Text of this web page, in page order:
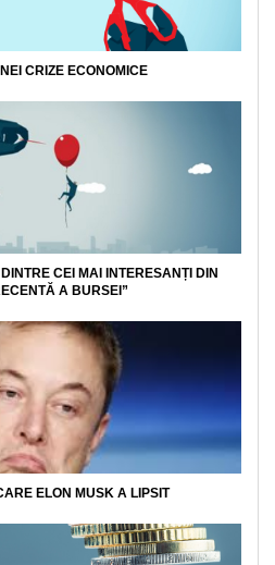
CRIZE ECONOMICE
CEI MAI INTERESANȚI DIN
A BURSEI”
ELON MUSK A LIPSIT